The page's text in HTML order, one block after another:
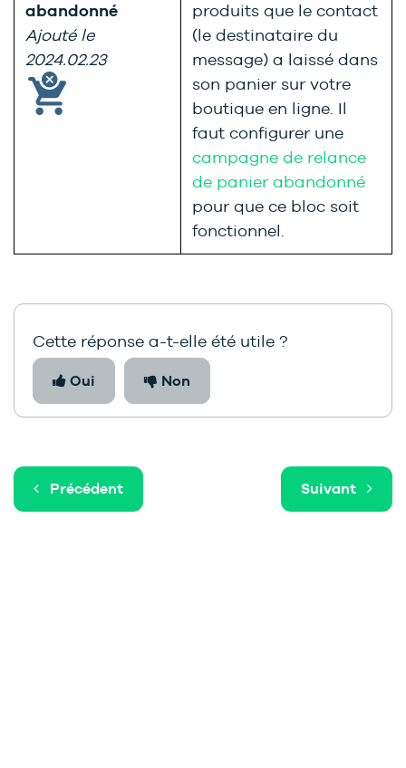
abandonné
Ajouté le
2024.02.23
produits que le contact
(le destinataire du
message) a laissé dans
son panier sur votre
boutique en ligne. Il
faut configurer une
campagne de relance
de panier abandonné
pour que ce bloc soit
fonctionnel.
Cette réponse a-t-elle été utile ?
Oui Non
Précédent Suivant